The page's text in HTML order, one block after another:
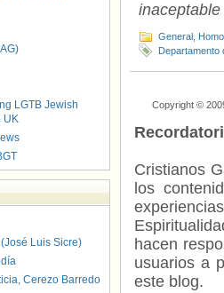
General
Departamento
Copyright ©
Cristianos
los
hacen
usuarios a
este blog.
LGTB Jewish
UK
Luis Sicre)
Cerezo Barredo